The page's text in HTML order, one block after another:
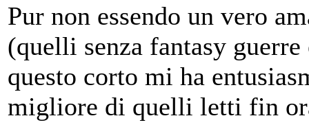
Pur non essendo un vero
(quelli senza fantasy
questo corto mi ha
migliore di quelli letti fin